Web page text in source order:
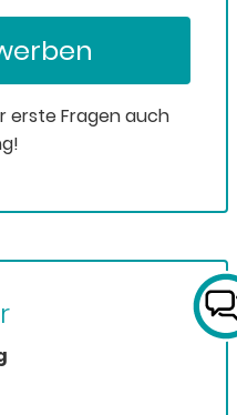
erste Fragen auch